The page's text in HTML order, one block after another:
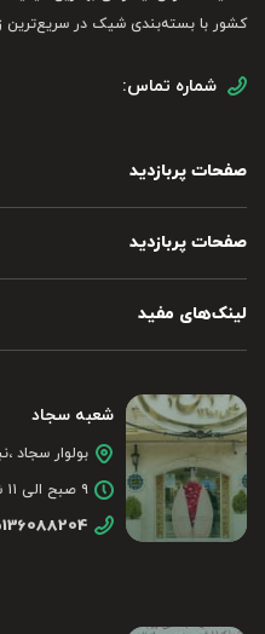
کشور با بسته‌بندی شیک در سریع‌ترین
شماره تماس:
صفحات پربازدید
صفحات پربازدید
لینک‌های مفید
شعبه سجاد
بولوار سجاد ،نبش سجاد
۹ صبح الی ۱۱ شب